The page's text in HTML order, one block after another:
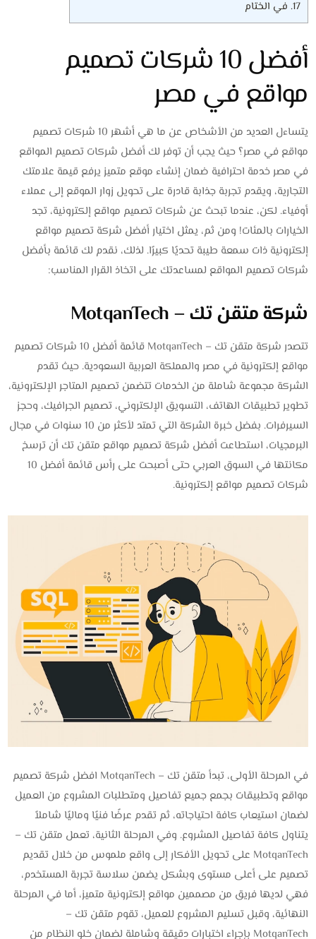
17. في الختام
أفضل 10 شركات تصميم
مواقع في مصر
يتساءل العديد من الأشخاص عن ما
هي أشهر 10 شركات تصميم
مواقع في مصر؟ حيث يجب أن توفر لك أفضل شركات تصميم المواقع
في مصرخدمة احترافية ضمان إنشاء موقع متميز يرفع قيمة علامتك
التجارية، ويقدم تجربة جذابة قادرة على تحويل زوار الموقع إلى عملاء
أوفياء. لكن، عندما تبحث عن شركات تصميم مواقع إلكترونية، تجد
الخيارات بالمئات! ومن ثم، يمثل اختيار أفضل شركة تصميم مواقع
إلكترونيةذات سمعة طيبة تحديًا كبيرًا. لذلك، نقدم لك قائمة بأفضل
شركات تصميم المواقع لمساعدتك على اتخاذ القرار المناسب:
شركة متقن تك – MotqanTech
تتصدر شركة متقن تك – MotqanTech قائمة أفضل 10 شركات تصميم
مواقع إلكترونية في مصر والمملكة العربية السعودية. حيث تقدم
الشركة مجموعة شاملة من الخدمات تتضمن تصميم المتاجر الإلكترونية،
تطوير تطبيقات الهاتف، التسويق الإلكتروني، تصميم الجرافيك، وحجز
السيرفرات. بفضل خبرة الشركة التي تمتد لأكثر من 10 سنوات في مجال
البرمجيات، استطاعت أفضل شركة تصميم مواقع متقن تك أن ترسخ
مكانتها في السوق العربي حتى أصبحت على رأس قائمة أفضل 10
شركات تصميم مواقع إلكترونية.
في المرحلة الأولى، تبدأ متقن تك – MotqanTech ا
فضل شركة تصميم
مواقع وتطبيقات بجمع جميع تفاصيل ومتطلبات المشروع من العميل
لضمان استيعاب كافة احتياجاته، ثم تقدم عرضًا فنيًا وماليًا شاملاً
يتناول كافة تفاصيل المشروع. وفي المرحلة الثانية، تعمل متقن تك –
MotqanTech على تحويل الأفكار إلى واقع ملموس من خلال تقديم
تصميم على أعلى مستوى وبشكل يضمن سلاسة تجربة المستخدم،
فهي لديها فريق من مصممين مواقع إلكترونية متميز، أما في المرحلة
النهائية، وقبل تسليم المشروع للعميل، تقوم متقن تك –
MotqanTech بإجراء اختبارات دقيقة وشاملة لضمان خلو النظام من